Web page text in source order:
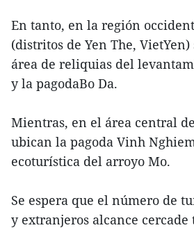
En tanto, en la región
(distritos de Yen The,
área de reliquias del
y la pagodaBo Da.
Mientras, en el área central
ubican la pagoda Vinh
ecoturística del arroyo Mo.
Se espera que el número de
y extranjeros alcance